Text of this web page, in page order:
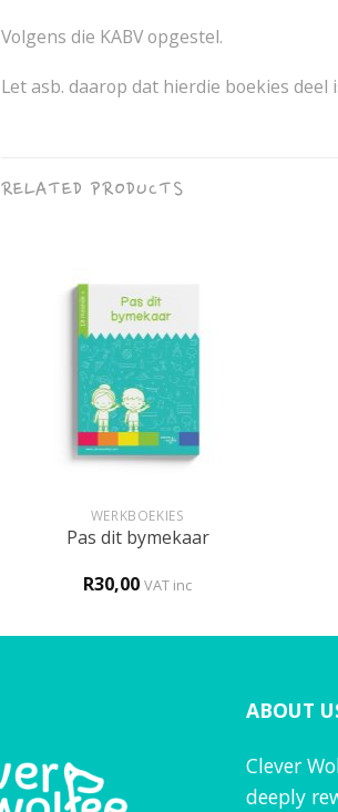
Volgens die KABV opgestel.
Let asb. daarop dat hierdie boekies
RELATED PRODUCTS
WERKBOEKIES
Pas dit bymekaar
R30,00 VAT inc
ABOUT
Clever
deeply